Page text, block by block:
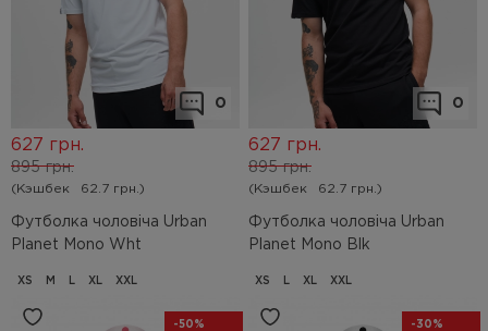
0
Футболка чоловіча Urban
Planet Mono Wht
895 грн.
627 грн.
(Кэшбек 62.7 грн.)
XS M L XL XXL
0
Футболка чоловіча Urban
Planet Mono Blk
895 грн.
627 грн.
(Кэшбек 62.7 грн.)
XS L XL XXL
-50% -30%